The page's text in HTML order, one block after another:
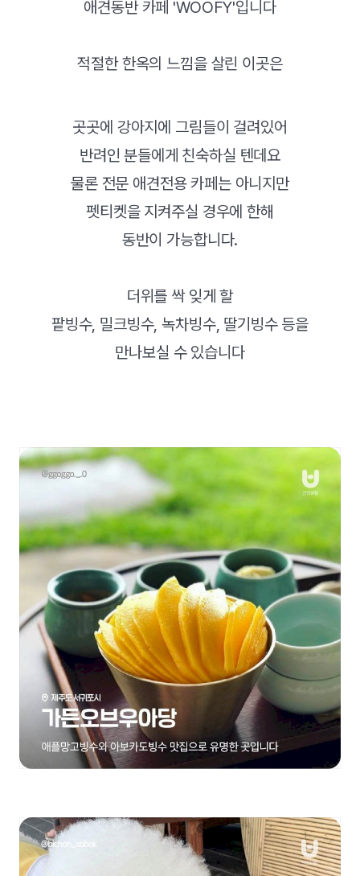
애견동반 카페 'WOOFY'입니다
적절한 한옥의 느낌을 살린 이곳은
곳곳에 강아지에 그림들이 걸려있어
반려인 분들에게 친숙하실 텐데요
물론 전문 애견전용 카페는 아니지만
펫티켓을 지켜주실 경우에 한해
동반이 가능합니다.
더위를 싹 잊게 할
팥빙수, 밀크빙수, 녹차빙수, 딸기빙수 등을
만나보실 수 있습니다